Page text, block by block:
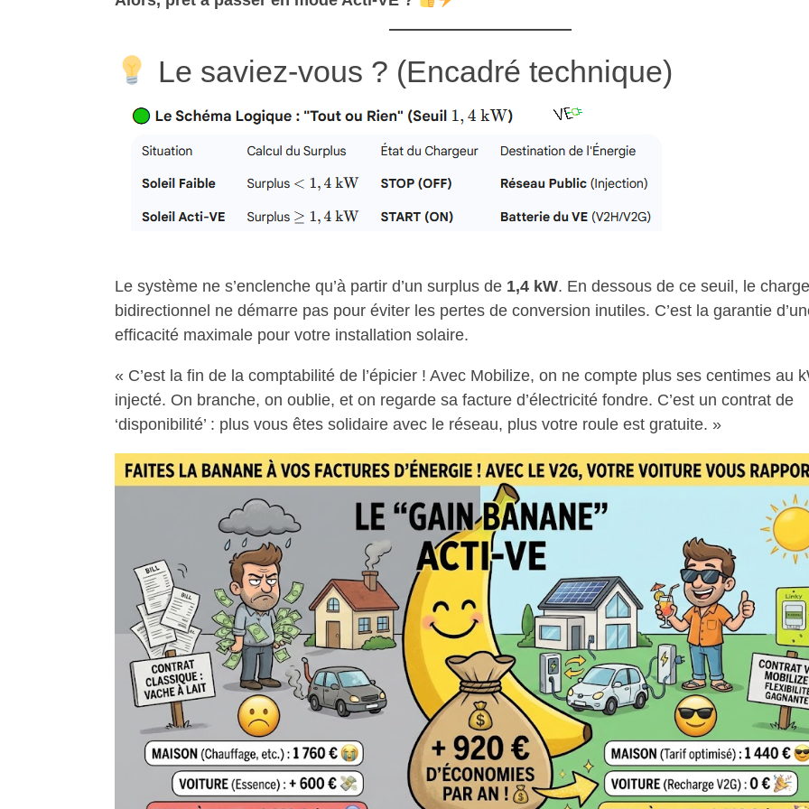
Le saviez-vous ? (Encadré technique)
Le système ne s’enclenche qu’à partir d’un surplus de 1,4 kW. En dessous de ce seuil, le
bidirectionnel ne démarre pas pour éviter les pertes de conversion inutiles. C’est la garantie
efficacité maximale pour votre installation solaire.
« C’est la fin de la comptabilité de l’épicier ! Avec Mobilize, on ne compte plus ses centimes au
injecté. On branche, on oublie, et on regarde sa facture d’électricité fondre. C’est un contrat de
‘disponibilité’ : plus vous êtes solidaire avec le réseau, plus votre roule est gratuite. »